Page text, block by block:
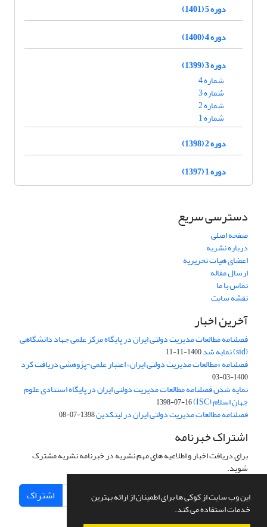
این وب سایت از کوکی ها برای اطمینان از ارائه بهترین
خدمات استفاده می کند.
دوره 5 (1401)
دوره 4 (1400)
دوره 3 (1399)
شماره 4
شماره 3
شماره 2
شماره 1
دوره 2 (1398)
دوره 1 (1397)
دسترسی سریع
صفحه اصلی
درباره نشریه
اعضای هیات تحریریه
ارسال مقاله
تماس با ما
نقشه سایت
آخرین اخبار
فصلنامه مطالعات مدیریت دولتی ایران در پایگاه مرکز علمی جهاد دانشگاهی
(sid) نمایه شد 1400-11-11
فصلنامه «مطالعات مدیریت دولتی ایران» اعتبار علمی-پژوهشی دریافت کرد
1400-03-03
نمایه شدن فصلنامه مطالعات مدیریت دولتی ایران در پایگاه استنادی علوم
جهان اسلام (ISC) 1398-07-16
فصلنامه مطالعات مدیریت دولتی ایران در لینکدین1398-07-08
اشتراک خبرنامه
برای دریافت اخبار و اطلاعیه های مهم نشریه در خبرنامه نشریه مشترک
شوید.
اشتراک